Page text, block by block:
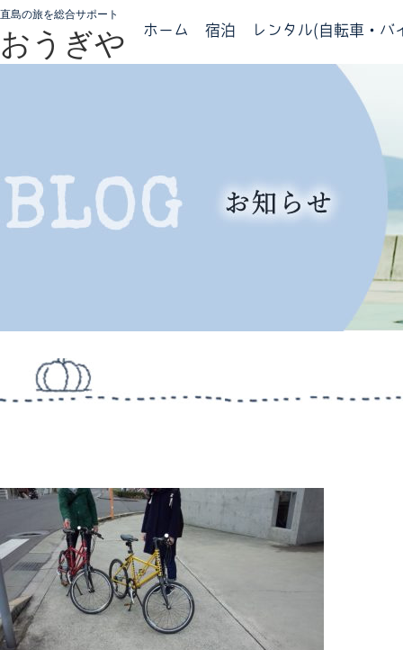
直島の旅を総合サポート
おうぎや ホーム 宿泊 レンタル(自転車・バ